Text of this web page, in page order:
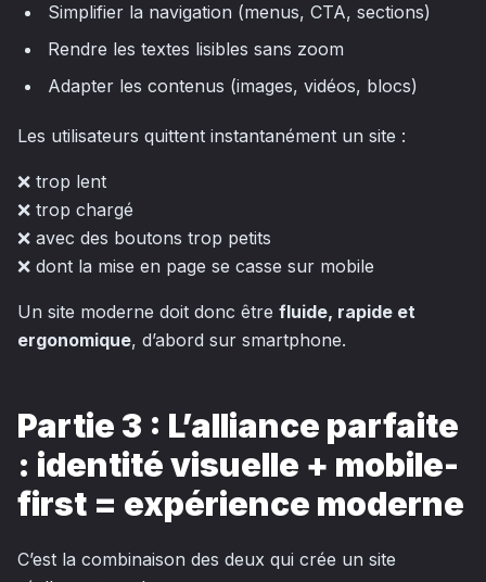
Simplifier la navigation (menus, CTA, sections)
Rendre les textes lisibles sans zoom
Adapter les contenus (images, vidéos, blocs)
Les utilisateurs quittent instantanément un site :
❌ trop lent
❌ trop chargé
❌ avec des boutons trop petits
❌ dont la mise en page se casse sur mobile
Un site moderne doit donc être fluide, rapide et
ergonomique, d’abord sur smartphone.
Partie 3 : L’alliance parfaite
: identité visuelle + mobile-
first = expérience moderne
C’est la combinaison des deux qui crée un site